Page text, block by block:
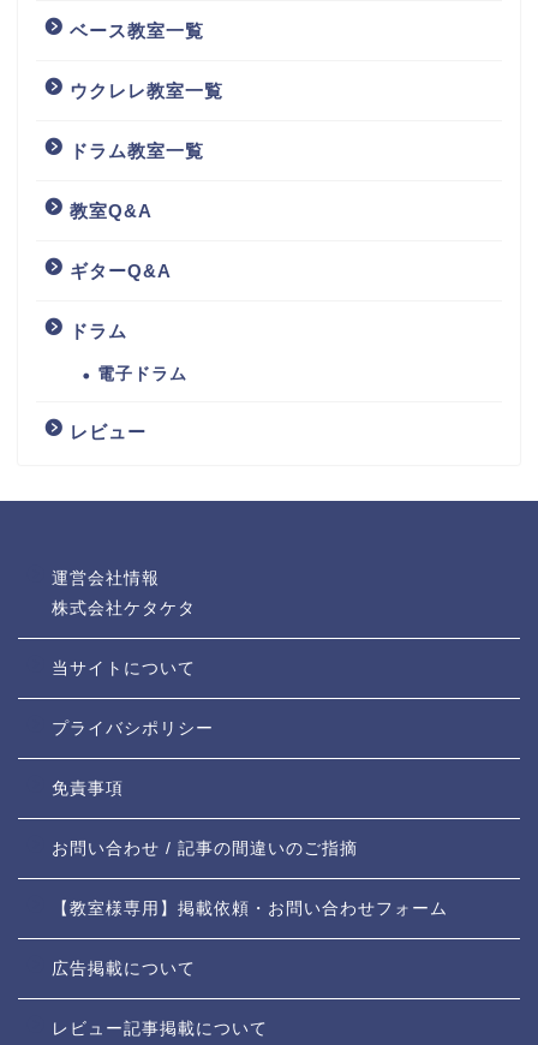
ベース教室一覧
ウクレレ教室一覧
ドラム教室一覧
教室Q&A
ギターQ&A
ドラム
電子ドラム
レビュー
運営会社情報
株式会社ケタケタ
当サイトについて
プライバシポリシー
免責事項
お問い合わせ / 記事の間違いのご指摘
【教室様専用】掲載依頼・お問い合わせフォーム
広告掲載について
レビュー記事掲載について